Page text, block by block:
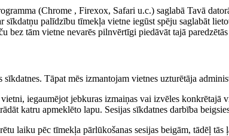
(Chrome , Firexox, Safari u.c.) saglabā Tavā
palīdzību tīmekļa vietne iegūst spēju saglabāt
bez tām vietne nevarēs pilnvērtīgi piedāvāt tajā
Tāpat mēs izmantojam vietnes uzturētāja
iegaumējot jebkuras izmaiņas vai izvēles konkrētajā
katru apmeklēto lapu. Sesijas sīkdatnes darbība
laiku pēc tīmekļa pārlūkošanas sesijas beigām, tādēļ